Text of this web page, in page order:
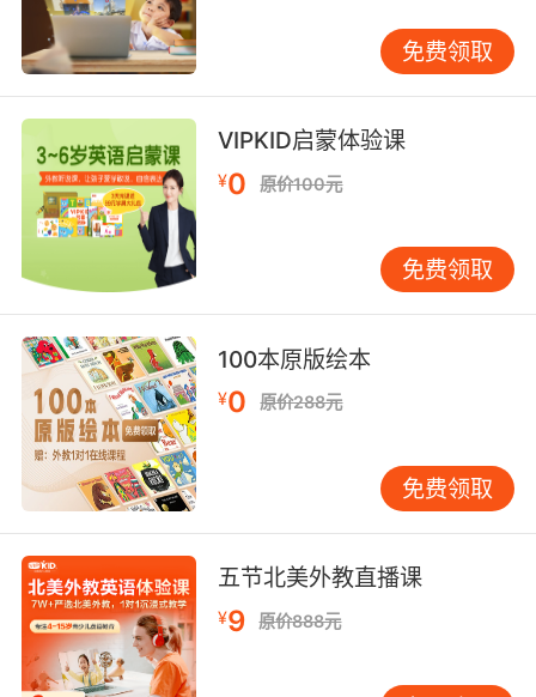
6. We're talking of more than 800 kilometres
of land when it's finished.
这堵墙完工后 将长达800千米
7. I passed a bread line that stretched over a
kilometre.
看见领救济品的队伍都超过一公里了
8. 600 kilometres from the nearest paved
距离最近的铺设道路有六百公里
9. It's hard to imagine what a 180 billion
kilometres is.
很难想象1千8百亿公里是个什么概念
10. In a magnitude five, it travels out for a
kilometre or two.
5级地震的时候 延伸1至2千米
免费领取
VIPKID启蒙体验课
¥0 原价100元
免费领取
100本原版绘本
¥0 原价288元
免费领取
五节北美外教直播课
¥9 原价888元